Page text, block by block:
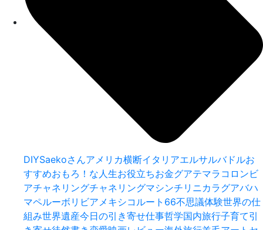
DIYSaekoさんアメリカ横断イタリアエルサルバドルお
すすめおもろ！な人生お役立ちお金グアテマラ コロンビ
アチャネリングチャネリングマシンチリ ニカラグアバハ
マペルーボリビア メキシコ ルート66不思議体験世界の仕
組み世界遺産今日の引き寄せ仕事哲学国内旅行子育て引